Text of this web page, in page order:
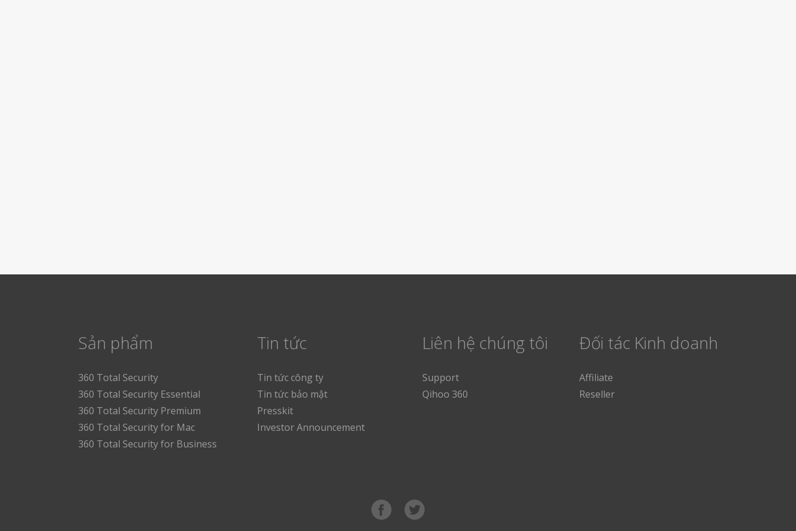
Sản phẩm
360 Total Security
360 Total Security Essential
360 Total Security Premium
360 Total Security for Mac
360 Total Security for Business
Tin tức
Tin tức công ty
Tin tức bảo mật
Presskit
Investor Announcement
Liên hệ chúng tôi
Support
Qihoo 360
Đối tác Kinh doanh
Affiliate
Reseller